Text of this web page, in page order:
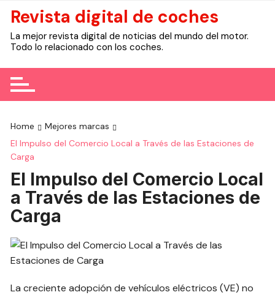
content
Revista digital de coches
La mejor revista digital de noticias del mundo del motor.
Todo lo relacionado con los coches.
Home
Mejores marcas
El Impulso del Comercio Local a Través de las Estaciones de
Carga
El Impulso del Comercio Local
a Través de las Estaciones de
Carga
La creciente adopción de vehículos eléctricos (VE) no